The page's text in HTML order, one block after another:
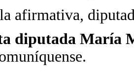
afirmativa,
diputada María